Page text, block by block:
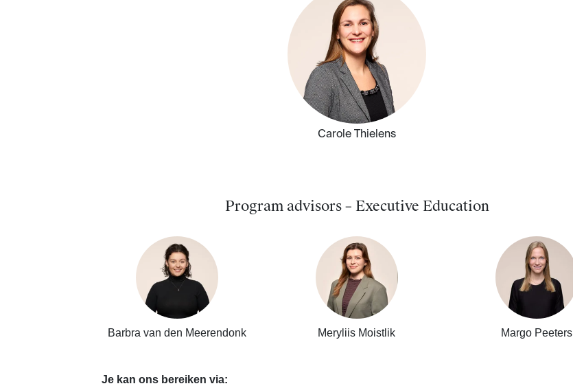
Carole Thielens
Program advisors – Executive Education
Barbra van den Meerendonk Meryliis Moistlik Margo Peeters
Je kan ons bereiken via: